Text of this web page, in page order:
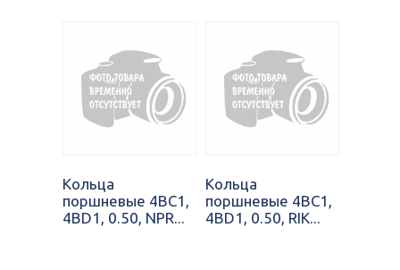
Кольца
поршневые 4BC1,
4BD1, 0.50, NPR...
Кольца
поршневые 4BC1,
4BD1, 0.50, RIK...